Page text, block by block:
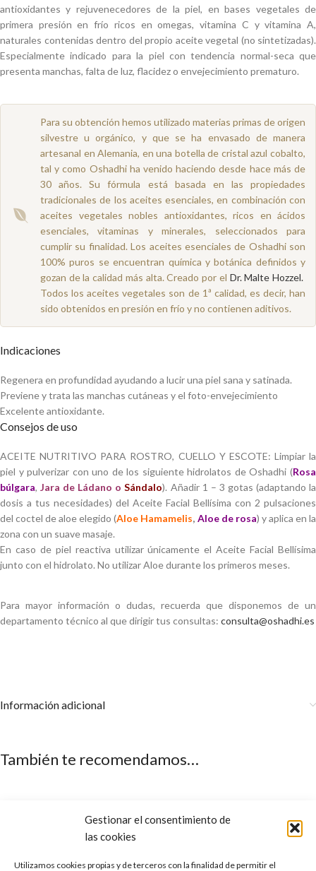
Gestionar el consentimiento de
las cookies
Utilizamos cookies propias y de terceros con la finalidad de permitir el
antioxidantes y rejuvenecedores de la piel, en bases vegetales de
primera presión en frío ricos en omegas, vitamina C y vitamina A,
naturales contenidas dentro del propio aceite vegetal (no sintetizadas).
Especialmente indicado para la piel con tendencia normal-seca que
presenta manchas, falta de luz, flacidez o envejecimiento prematuro.
Para su obtención hemos utilizado materias primas de origen
silvestre u orgánico, y que se ha envasado de manera
artesanal en Alemania, en una botella de cristal azul cobalto,
tal y como Oshadhi ha venido haciendo desde hace más de
30 años. Su fórmula está basada en las propiedades
tradicionales de los aceites esenciales, en combinación con
aceites vegetales nobles antioxidantes, ricos en ácidos
esenciales, vitaminas y minerales, seleccionados para
cumplir su finalidad. Los aceites esenciales de Oshadhi son
100% puros se encuentran química y botánica definidos y
gozan de la calidad más alta. Creado por el Dr. Malte Hozzel.
Todos los aceites vegetales son de 1ª calidad, es decir, han
sido obtenidos en presión en frío y no contienen aditivos.
Indicaciones
Regenera en profundidad ayudando a lucir una piel sana y satinada.
Previene y trata las manchas cutáneas y el foto-envejecimiento
Excelente antioxidante.
Consejos de uso
ACEITE NUTRITIVO PARA ROSTRO, CUELLO Y ESCOTE: Limpiar la
piel y pulverizar con uno de los siguiente hidrolatos de Oshadhi (Rosa
búlgara,Jara de Ládano o Sándalo). Añadir 1 – 3 gotas (adaptando la
dosis a tus necesidades) del Aceite Facial Bellísima con 2 pulsaciones
del coctel de aloe elegido (Aloe Hamamelis, Aloe de rosa) y aplica en la
zona con un suave masaje.
En caso de piel reactiva utilizar únicamente el Aceite Facial Bellísima
junto con el hidrolato. No utilizar Aloe durante los primeros meses.
Para mayor información o dudas, recuerda que disponemos de un
departamento técnico al que dirigir tus consultas: consulta@oshadhi.es
Información adicional
También te recomendamos…